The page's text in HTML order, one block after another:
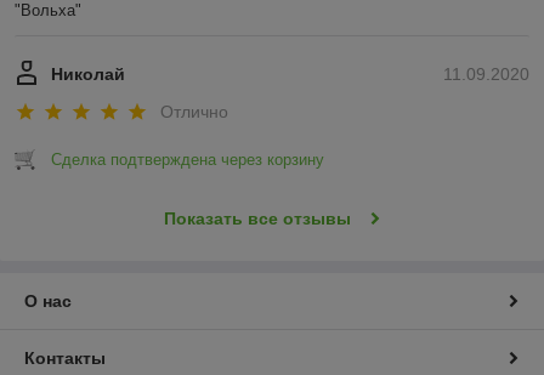
"Вольха"
11.09.2020
Николай
Отлично
Сделка подтверждена через корзину
Показать все отзывы
О нас
Контакты